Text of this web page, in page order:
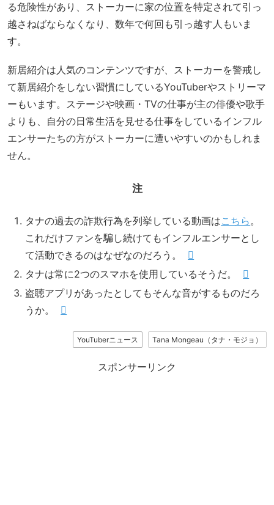
る危険性があり、ストーカーに家の位置を特定されて引っ
越さねばならなくなり、数年で何回も引っ越す人もいま
す。
新居紹介は人気のコンテンツですが、ストーカーを警戒し
て新居紹介をしない習慣にしているYouTuberやストリーマ
ーもいます。ステージや映画・TVの仕事が主の俳優や歌手
よりも、自分の日常生活を見せる仕事をしているインフル
エンサーたちの方がストーカーに遭いやすいのかもしれま
せん。
注
タナの過去の詐欺行為を列挙している動画はこちら。
これだけファンを騙し続けてもインフルエンサーとし
て活動できるのはなぜなのだろう。
タナは常に2つのスマホを使用しているそうだ。
盗聴アプリがあったとしてもそんな音がするものだろ
うか。
YouTuberニュース Tana Mongeau（タナ・モジョ）
スポンサーリンク